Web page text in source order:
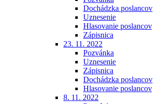
Dochádzka poslancov
Uznesenie
Hlasovanie poslancov
Zápisnica
23. 11. 2022
Pozvánka
Uznesenie
Zápisnica
Dochádzka poslancov
Hlasovanie poslancov
8. 11. 2022